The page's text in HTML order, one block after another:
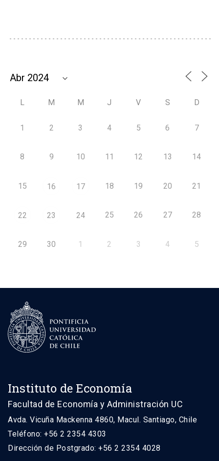
L M M J V S D
1 2 3 4 5 6 7
8 9 10 11 12 13 14
15 16 17 18 19 20 21
22 23 24 25 26 27 28
29 30 1 2 3 4 5
Instituto de Economía
Facultad de Economía y Administración UC
Avda. Vicuña Mackenna 4860, Macul. Santiago, Chile
Teléfono: +56 2 2354 4303
Dirección de Postgrado: +56 2 2354 4028